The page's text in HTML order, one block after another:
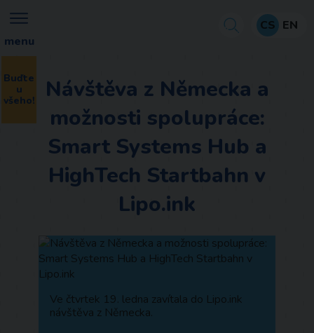
menu
Buďte
u
všeho!
CS EN
Návštěva z Německa a
možnosti spolupráce:
Smart Systems Hub a
HighTech Startbahn v
Lipo.ink
Ve čtvrtek 19. ledna zavítala do Lipo.ink
návštěva z Německa.